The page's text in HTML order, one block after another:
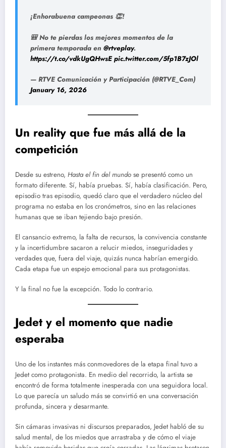
¡Enhorabuena campeonas 👏!
🎒 No te pierdas los mejores momentos de la
primera temporada en @rtveplay.
https://t.co/vdkUgQHwsE pic.twitter.com/5fp1B7zJOl
— RTVE Comunicación y Participación (@RTVE_Com)
January 16, 2026
Un reality que fue más allá de la
competición
Desde su estreno, Hasta el fin del mundo se presentó como un
formato diferente. Sí, había pruebas. Sí, había clasificación. Pero,
episodio tras episodio, quedó claro que el verdadero núcleo del
programa no estaba en los cronómetros, sino en las relaciones
humanas que se iban tejiendo bajo presión.
El cansancio extremo, la falta de recursos, la convivencia constante
y la incertidumbre sacaron a relucir miedos, inseguridades y
verdades que, fuera del viaje, quizás nunca habrían emergido.
Cada etapa fue un espejo emocional para sus protagonistas.
Y la final no fue la excepción. Todo lo contrario.
Jedet y el momento que nadie
esperaba
Uno de los instantes más conmovedores de la etapa final tuvo a
Jedet como protagonista. En medio del recorrido, la artista se
encontró de forma totalmente inesperada con una seguidora local.
Lo que parecía un saludo más se convirtió en una conversación
profunda, sincera y desarmante.
Sin cámaras invasivas ni discursos preparados, Jedet habló de su
salud mental, de los miedos que arrastraba y de cómo el viaje